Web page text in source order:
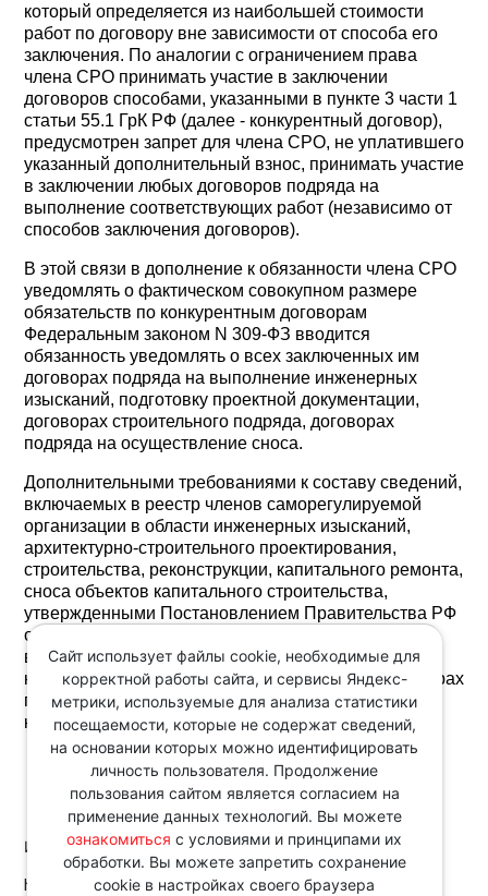
который определяется из наибольшей стоимости
работ по договору вне зависимости от способа его
заключения. По аналогии с ограничением права
члена СРО принимать участие в заключении
договоров способами, указанными в пункте 3 части 1
статьи 55.1 ГрК РФ (далее - конкурентный договор),
предусмотрен запрет для члена СРО, не уплатившего
указанный дополнительный взнос, принимать участие
в заключении любых договоров подряда на
выполнение соответствующих работ (независимо от
способов заключения договоров).
В этой связи в дополнение к обязанности члена СРО
уведомлять о фактическом совокупном размере
обязательств по конкурентным договорам
Федеральным законом N 309-ФЗ вводится
обязанность уведомлять о всех заключенных им
договорах подряда на выполнение инженерных
изысканий, подготовку проектной документации,
договорах строительного подряда, договорах
подряда на осуществление сноса.
Дополнительными требованиями к составу сведений,
включаемых в реестр членов саморегулируемой
организации в области инженерных изысканий,
архитектурно-строительного проектирования,
строительства, реконструкции, капитального ремонта,
сноса объектов капитального строительства,
утвержденными Постановлением Правительства РФ
от 25 ноября 2025 г. N 1880, предусмотрено
включение в реестр членов СРО сведений о
количестве всех заключенных членом СРО договорах
подряда, в которых учитывается в том числе и
количество конкурентных договоров.
Источник:
http://www.consultant.ru/
Сайт использует файлы cookie, необходимые для
корректной работы сайта, и сервисы Яндекс-
метрики, используемые для анализа статистики
посещаемости, которые не содержат сведений,
на основании которых можно идентифицировать
личность пользователя. Продолжение
пользования сайтом является согласием на
применение данных технологий. Вы можете
ознакомиться с условиями и принципами их
обработки. Вы можете запретить сохранение
cookie в настройках своего браузера